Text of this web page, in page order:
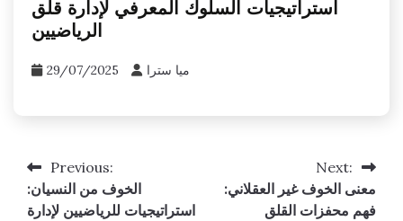
استراتيجيات السلوك المعرفي لإدارة قلق
الرياضيين
29/07/2025 ميا سترا
Post
navigation
Previous:
الخوف من النسيان:
استراتيجيات للرياضيين لإدارة
Next:
معنى الخوف غير العقلاني:
فهم محفزات القلق